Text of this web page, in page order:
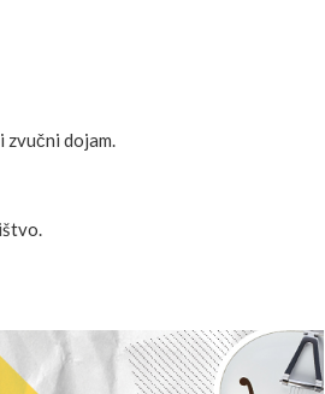
zvučni dojam.